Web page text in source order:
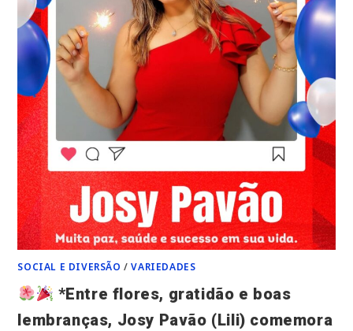
SOCIAL E DIVERSÃO /VARIEDADES
*Entre flores, gratidão e boas
lembranças, Josy Pavão (Lili) comemora